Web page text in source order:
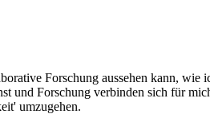
Forschung aussehen kann, wie
und Forschung verbinden sich für
umzugehen.